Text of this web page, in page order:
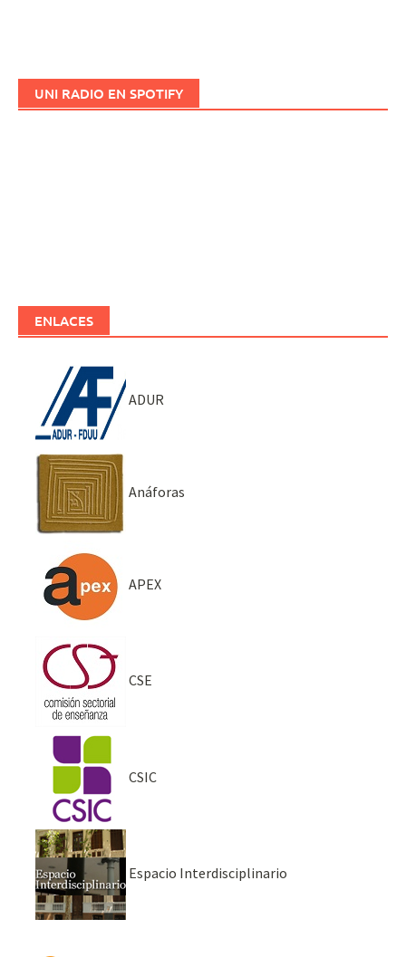
UNI RADIO EN SPOTIFY
ENLACES
ADUR
Anáforas
APEX
CSE
CSIC
Espacio Interdisciplinario